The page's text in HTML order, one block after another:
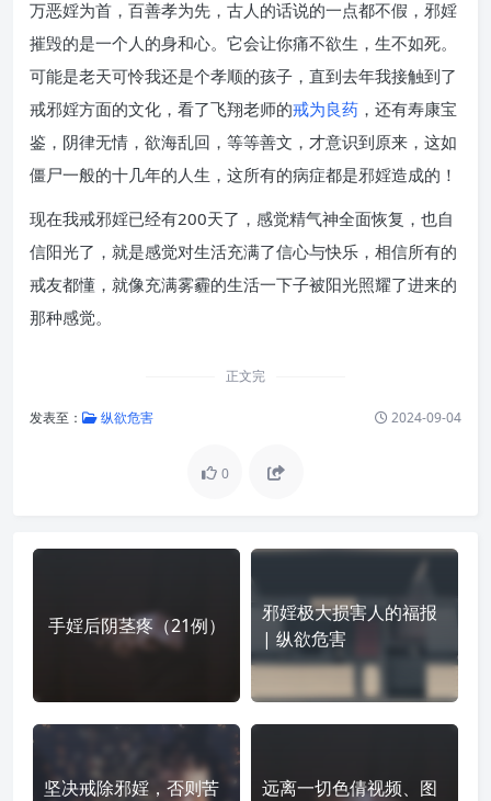
万恶婬为首，百善孝为先，古人的话说的一点都不假，邪婬
摧毁的是一个人的身和心。它会让你痛不欲生，生不如死。
可能是老天可怜我还是个孝顺的孩子，直到去年我接触到了
戒邪婬方面的文化，看了飞翔老师的戒为良药 ，还有寿康宝
鉴，阴律无情，欲海乱回，等等善文，才意识到原来，这如
僵尸一般的十几年的人生，这所有的病症都是邪婬造成的！
现在我戒邪婬已经有200天了，感觉精气神全面恢复，也自
信阳光了，就是感觉对生活充满了信心与快乐，相信所有的
戒友都懂，就像充满雾霾的生活一下子被阳光照耀了进来的
那种感觉。
正文完
发表至： 纵欲危害 2024-09-04
0
手婬后阴茎疼（21例）
邪婬极大损害人的福报
| 纵欲危害
坚决戒除邪婬，否则苦
远离一切色倩视频、图